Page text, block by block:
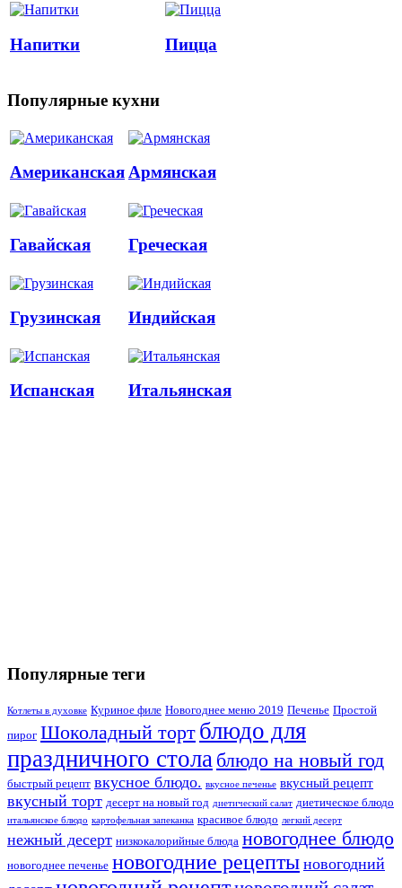
Напитки Пицца
Популярные кухни
АмериканскаяАрмянская
Гавайская Греческая
Грузинская Индийская
Испанская Итальянская
Популярные теги
Котлеты в духовке Куриное филе Новогоднее меню 2019 Печенье Простой
пирог Шоколадный торт блюдо для
праздничного стола блюдо на новый год
быстрый рецепт вкусное блюдо. вкусное печенье вкусный рецепт
вкусный торт десерт на новый год диетический салат диетическое блюдо
итальянское блюдо картофельная запеканка красивое блюдо легкий десерт
нежный десерт низкокалорийные блюда новогоднее блюдо
новогоднее печенье новогодние рецепты новогодний